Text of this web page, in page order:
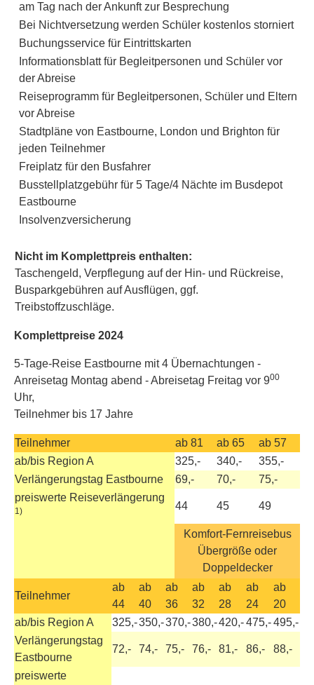
am Tag nach der Ankunft zur Besprechung
Bei Nichtversetzung werden Schüler kostenlos storniert
Buchungsservice für Eintrittskarten
Informationsblatt für Begleitpersonen und Schüler vor
der Abreise
Reiseprogramm für Begleitpersonen, Schüler und Eltern
vor Abreise
Stadtpläne von Eastbourne, London und Brighton für
jeden Teilnehmer
Freiplatz für den Busfahrer
Busstellplatzgebühr für 5 Tage/4 Nächte im Busdepot
Eastbourne
Insolvenzversicherung
Nicht im Komplettpreis enthalten:
Taschengeld, Verpflegung auf der Hin- und Rückreise,
Busparkgebühren auf Ausflügen, ggf.
Treibstoffzuschläge.
Komplettpreise 2024
5-Tage-Reise Eastbourne mit 4 Übernachtungen -
Anreisetag Montag abend - Abreisetag Freitag vor 900
Uhr,
Teilnehmer bis 17 Jahre
Teilnehmer ab 81 ab 65
ab 57
ab/bis Region A
325,- 340,-
355,-
Verlängerungstag Eastbourne
69,- 70,-
75,-
preiswerte Reiseverlängerung
1) 44 45 49
Komfort-Fernreisebus
Übergröße oder
Doppeldecker
Teilnehmer
ab
44
ab
40
ab
36
ab
32
ab
28
ab
24
ab
20
ab/bis Region A
325,-350,-370,-380,-420,-475,-495,-
Verlängerungstag
Eastbourne
72,- 74,- 75,- 76,- 81,- 86,- 88,-
preiswerte